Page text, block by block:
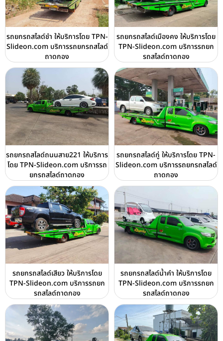
รถยกรถสไลด์ชำ ให้บริการโดย TPN-
Slideon.com บริการรถยกรถสไลด์
ถาดกอง
รถยกรถสไลด์เมืองคง ให้บริการโดย
TPN-Slideon.com บริการรถยก
รถสไลด์ถาดกอง
รถยกรถสไลด์ถนนสาย221 ให้บริการ
โดย TPN-Slideon.com บริการรถ
ยกรถสไลด์ถาดกอง
รถยกรถสไลด์กู่ ให้บริการโดย TPN-
Slideon.com บริการรถยกรถสไลด์
ถาดกอง
รถยกรถสไลด์เสียว ให้บริการโดย
TPN-Slideon.com บริการรถยก
รถสไลด์ถาดกอง
รถยกรถสไลด์น้ำคำ ให้บริการโดย
TPN-Slideon.com บริการรถยก
รถสไลด์ถาดกอง